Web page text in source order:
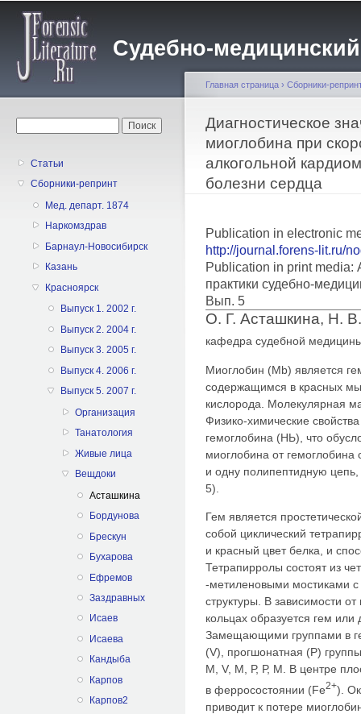
Судебно-
Статьи
Сборники-репринт
Мед. департ. 1874
Наркомздрав
Барнаул-Новосибирск
Казань
Красноярск
Выпуск 1. 2002 г.
Выпуск 2. 2004 г.
Выпуск 3. 2005 г.
Выпуск 4. 2006 г.
Выпуск 5. 2007 г.
Организация
Танатология
Живые лица
Вещдоки
Асташкина
Бордунова
Брескун
Бухарова
Ефремов
Заздравных
Исаев
Исаева
Кандыба
Карпов
Карпов2
Вы здесь
Главная страница › Сборники-
Диагностическое
миоглобина при
алкогольной
болезни сердца
Publication in electronic
http://journal.forens-lit.ru/
Publication in print media:
практики судебно-
Вып. 5
О. Г. Асташкина, Н.
кафедра судебной
Миоглобин (Mb) является
содержащимся в красных
кислорода. Молекулярная
Физико-химические
гемоглобина (НЬ), что
миоглобина от
и одну полипептидную
5).
Гем является
собой циклический
и красный цвет белка, и
Тетрапирролы состоят из
-метиленовыми мостиками с
структуры. В зависимости
кольцах образуется гем
Замещающими группами в
(V), прогшонатная (Р)
М, V, М, Р, Р, М. В центре
в ферросостоянии (Fe2+).
приводит к потере